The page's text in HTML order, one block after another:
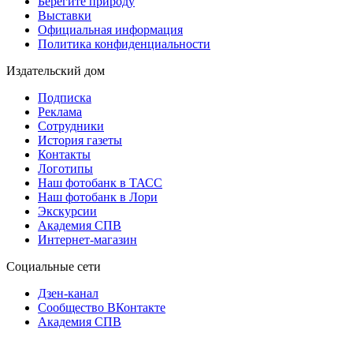
Выставки
Официальная информация
Политика конфиденциальности
Издательский дом
Подписка
Реклама
Сотрудники
История газеты
Контакты
Логотипы
Наш фотобанк в ТАСС
Наш фотобанк в Лори
Экскурсии
Академия СПВ
Интернет-магазин
Социальные сети
Дзен-канал
Сообщество ВКонтакте
Академия СПВ